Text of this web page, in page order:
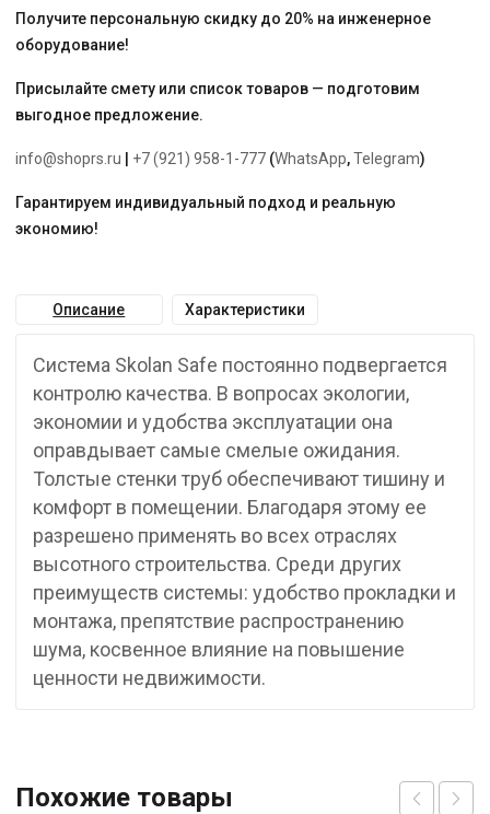
Получите персональную скидку до 20% на инженерное
оборудование!
Присылайте смету или список товаров — подготовим
выгодное предложение.
info@shoprs.ru +7 (921) 958-1-777 (WhatsApp,Telegram)
Гарантируем индивидуальный подход и реальную
экономию!
Описание Характеристики
Система Skolan Safe постоянно подвергается
контролю качества. В вопросах экологии,
экономии и удобства эксплуатации она
оправдывает самые смелые ожидания.
Толстые стенки труб обеспечивают тишину и
комфорт в помещении. Благодаря этому ее
разрешено применять во всех отраслях
высотного строительства. Среди других
преимуществ системы: удобство прокладки и
монтажа, препятствие распространению
шума, косвенное влияние на повышение
ценности недвижимости.
Похожие товары